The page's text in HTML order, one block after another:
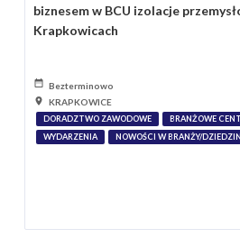
biznesem w BCU izolacje
Krapkowicach
Bezterminowo
KRAPKOWICE
DORADZTWO ZAWODOWE
BRANŻOWE
WYDARZENIA
NOWOŚCI W BRANŻY/